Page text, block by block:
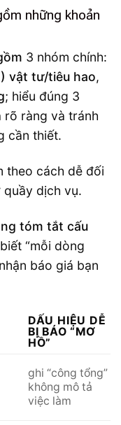
những khoản
3 nhóm chính:
vật tư/tiêu hao,
; hiểu đúng 3
rõ ràng và tránh
cần thiết.
theo cách dễ đối
quầy dịch vụ.
tóm tắt cấu
“mỗi dòng
báo giá bạn
DẤU HIỆU DỄ
BỊ BÁO “MƠ
HỒ”
ghi “công tổng”
không mô tả
việc làm